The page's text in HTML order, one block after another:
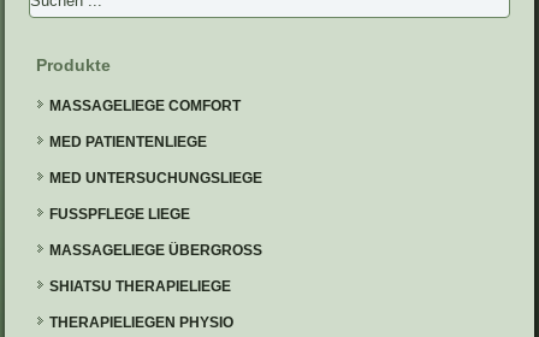
Produkte
MASSAGELIEGE COMFORT
MED PATIENTENLIEGE
MED UNTERSUCHUNGSLIEGE
FUSSPFLEGE LIEGE
MASSAGELIEGE ÜBERGROSS
SHIATSU THERAPIELIEGE
THERAPIELIEGEN PHYSIO